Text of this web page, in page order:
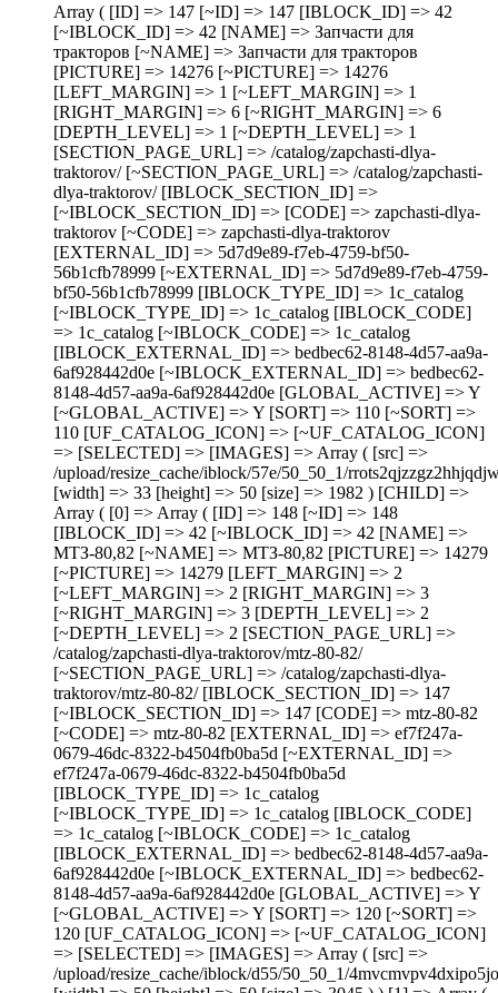
Array ( [ID] => 147 [~ID] => 147 [IBLOCK_ID] => 42
[~IBLOCK_ID] => 42 [NAME] => Запчасти для
тракторов [~NAME] => Запчасти для тракторов
[PICTURE] => 14276 [~PICTURE] => 14276
[LEFT_MARGIN] => 1 [~LEFT_MARGIN] => 1
[RIGHT_MARGIN] => 6 [~RIGHT_MARGIN] => 6
[DEPTH_LEVEL] => 1 [~DEPTH_LEVEL] => 1
[SECTION_PAGE_URL] => /catalog/zapchasti-dlya-
traktorov/ [~SECTION_PAGE_URL] => /catalog/zapchasti-
dlya-traktorov/ [IBLOCK_SECTION_ID] =>
[~IBLOCK_SECTION_ID] => [CODE] => zapchasti-dlya-
traktorov [~CODE] => zapchasti-dlya-traktorov
[EXTERNAL_ID] => 5d7d9e89-f7eb-4759-bf50-
56b1cfb78999 [~EXTERNAL_ID] => 5d7d9e89-f7eb-4759-
bf50-56b1cfb78999 [IBLOCK_TYPE_ID] => 1c_catalog
[~IBLOCK_TYPE_ID] => 1c_catalog [IBLOCK_CODE]
=> 1c_catalog [~IBLOCK_CODE] => 1c_catalog
[IBLOCK_EXTERNAL_ID] => bedbec62-8148-4d57-aa9a-
6af928442d0e [~IBLOCK_EXTERNAL_ID] => bedbec62-
8148-4d57-aa9a-6af928442d0e [GLOBAL_ACTIVE] => Y
[~GLOBAL_ACTIVE] => Y [SORT] => 110 [~SORT] =>
110 [UF_CATALOG_ICON] => [~UF_CATALOG_ICON]
=> [SELECTED] => [IMAGES] => Array ( [src] =>
/upload/resize_cache/iblock/57e/50_50_1/
[width] => 33 [height] => 50 [size] => 1982 ) [CHILD] =>
Array ( [0] => Array ( [ID] => 148 [~ID] => 148
[IBLOCK_ID] => 42 [~IBLOCK_ID] => 42 [NAME] =>
МТЗ-80,82 [~NAME] => МТЗ-80,82 [PICTURE] => 14279
[~PICTURE] => 14279 [LEFT_MARGIN] => 2
[~LEFT_MARGIN] => 2 [RIGHT_MARGIN] => 3
[~RIGHT_MARGIN] => 3 [DEPTH_LEVEL] => 2
[~DEPTH_LEVEL] => 2 [SECTION_PAGE_URL] =>
/catalog/zapchasti-dlya-traktorov/mtz-80-82/
[~SECTION_PAGE_URL] => /catalog/zapchasti-dlya-
traktorov/mtz-80-82/ [IBLOCK_SECTION_ID] => 147
[~IBLOCK_SECTION_ID] => 147 [CODE] => mtz-80-82
[~CODE] => mtz-80-82 [EXTERNAL_ID] => ef7f247a-
0679-46dc-8322-b4504fb0ba5d [~EXTERNAL_ID] =>
ef7f247a-0679-46dc-8322-b4504fb0ba5d
[IBLOCK_TYPE_ID] => 1c_catalog
[~IBLOCK_TYPE_ID] => 1c_catalog [IBLOCK_CODE]
=> 1c_catalog [~IBLOCK_CODE] => 1c_catalog
[IBLOCK_EXTERNAL_ID] => bedbec62-8148-4d57-aa9a-
6af928442d0e [~IBLOCK_EXTERNAL_ID] => bedbec62-
8148-4d57-aa9a-6af928442d0e [GLOBAL_ACTIVE] => Y
[~GLOBAL_ACTIVE] => Y [SORT] => 120 [~SORT] =>
120 [UF_CATALOG_ICON] => [~UF_CATALOG_ICON]
=> [SELECTED] => [IMAGES] => Array ( [src] =>
/upload/resize_cache/iblock/d55/50_50_1/